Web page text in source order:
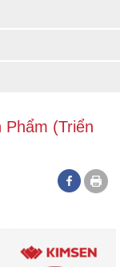
Phẩm (Triển